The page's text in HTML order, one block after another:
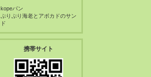
kopeパン
ぷりぷり海老とアボカドのサン
ド
携帯サイト